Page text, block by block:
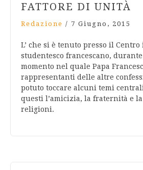
FATTORE DI UNITÀ
Redazione / 7 Giugno, 2015
L’ che si è tenuto presso il
studentesco francescano,
momento nel quale Papa
rappresentanti delle altre
potuto toccare alcuni temi
questi l’amicizia, la fraternità e
religioni.